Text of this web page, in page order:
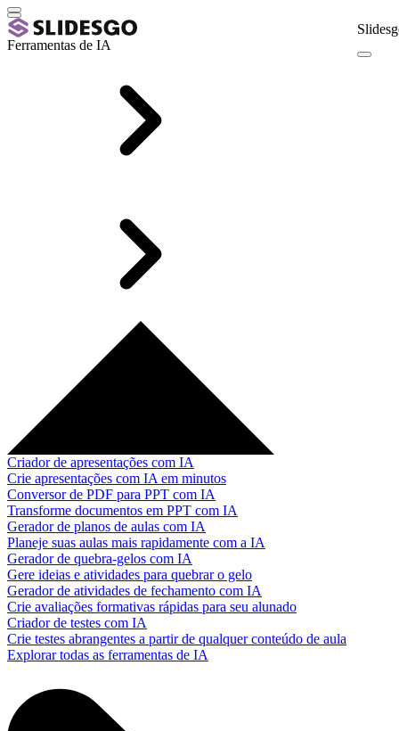
Ferramentas de IA
Criador de apresentações com IA
Crie apresentações com IA em minutos
Conversor de PDF para PPT com IA
Transforme documentos em PPT com IA
Gerador de planos de aulas com IA
Planeje suas aulas mais rapidamente com a IA
Gerador de quebra-gelos com IA
Gere ideias e atividades para quebrar o gelo
Gerador de atividades de fechamento com IA
Crie avaliações formativas rápidas para seu alunado
Criador de testes com IA
Crie testes abrangentes a partir de qualquer conteúdo de aula
Explorar todas as ferramentas de IA